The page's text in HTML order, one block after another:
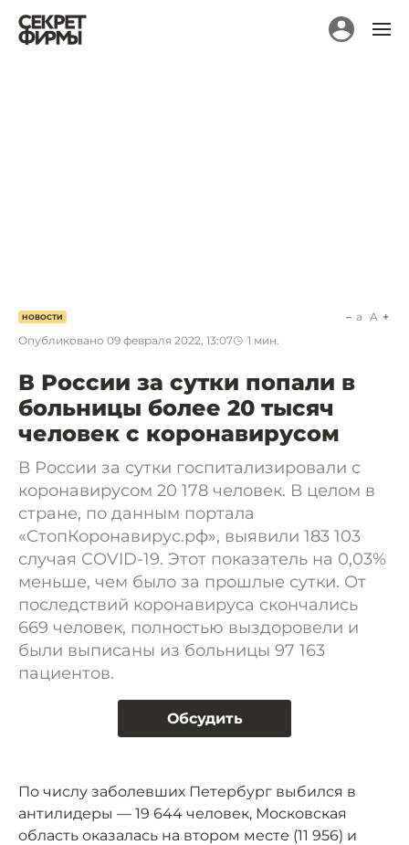
НОВОСТИ
Опубликовано 09 февраля 2022, 13:07 1 мин.
a A
В России за сутки попали в
больницы более 20 тысяч
человек с коронавирусом
В России за сутки госпитализировали с
коронавирусом 20 178 человек. В целом в
стране, по данным портала
«СтопКоронавирус.рф», выявили 183 103
случая COVID-19. Этот показатель на 0,03%
меньше, чем было за прошлые сутки. От
последствий коронавируса скончались
669 человек, полностью выздоровели и
были выписаны из больницы 97 163
пациентов.
Обсудить
По числу заболевших Петербург выбился в
антилидеры — 19 644 человек, Московская
область оказалась на втором месте (11 956) и